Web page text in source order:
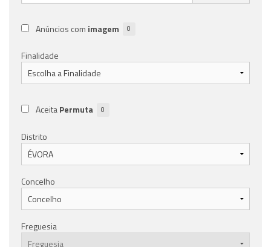
Anúncios com imagem 0
Finalidade
AceitaPermuta 0
Distrito
Concelho
Freguesia